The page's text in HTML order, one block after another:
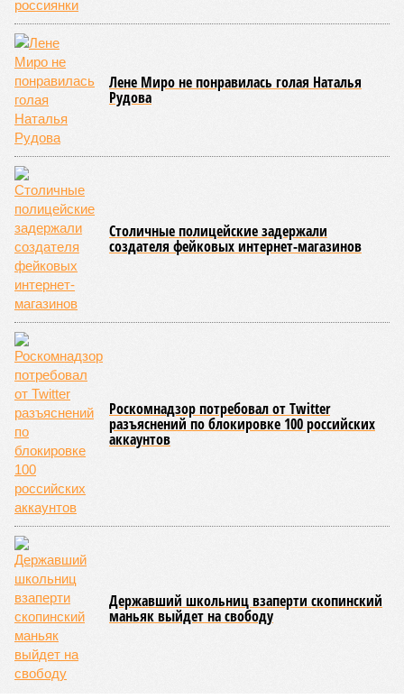
Лене Миро не понравилась голая Наталья
Рудова
Столичные полицейские задержали
создателя фейковых интернет-магазинов
Роскомнадзор потребовал от Twitter
разъяснений по блокировке 100 российских
аккаунтов
Державший школьниц взаперти скопинский
маньяк выйдет на свободу